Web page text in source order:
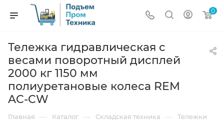
0
Тележка гидравлическая с
весами поворотный дисплей
2000 кг 1150 мм
полиуретановые колеса REM
AC-CW
Главная — Каталог — Складская техника — Тележки